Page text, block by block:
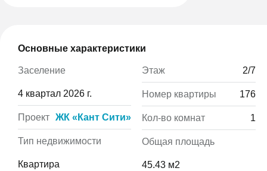
Основные характеристики
Заселение
4 квартал 2026 г.
Проект ЖК «Кант Сити»
Тип недвижимости
Квартира
Этаж 2/7
Номер квартиры 176
Кол-во комнат 1
Общая площадь
45.43 м2